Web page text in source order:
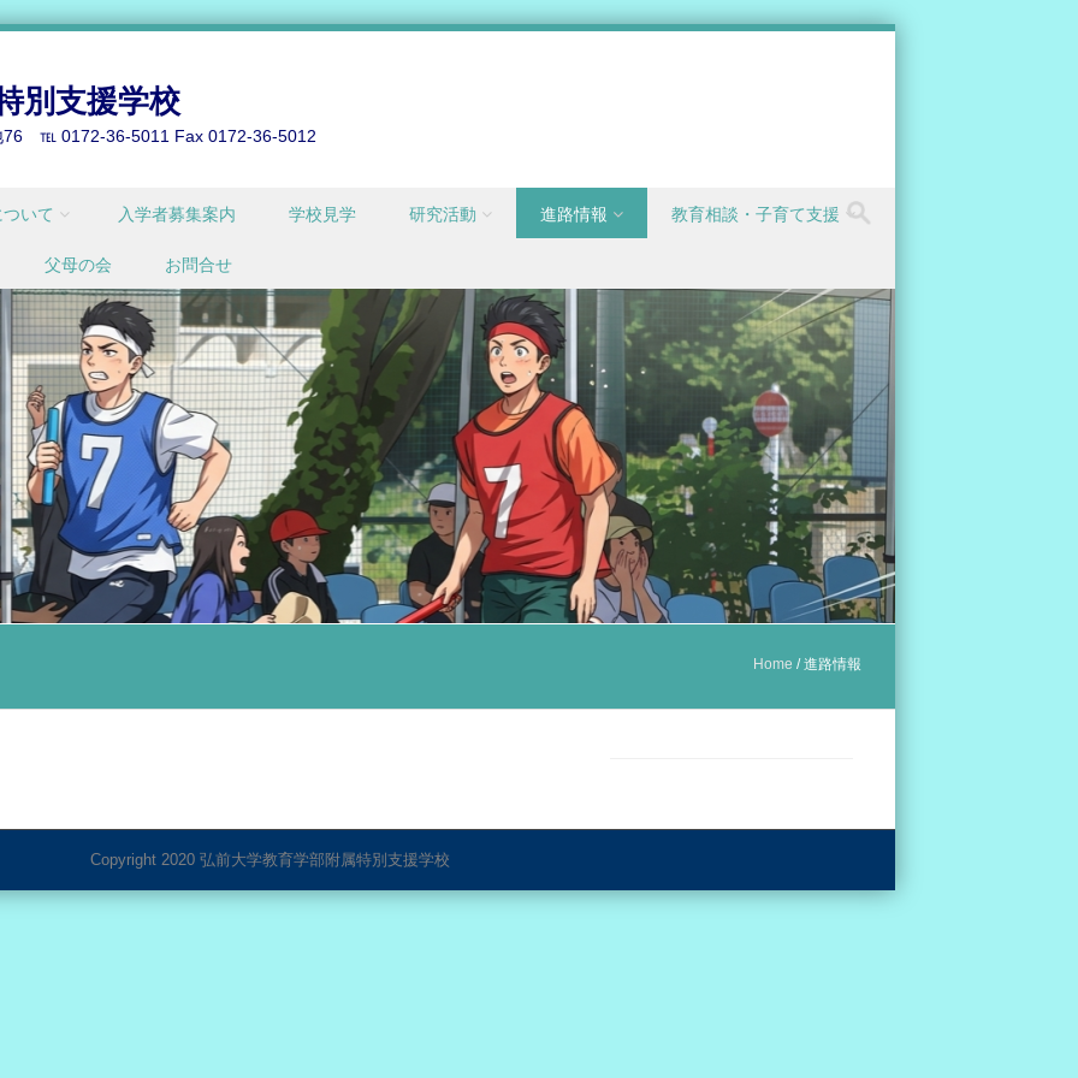
別支援学校
76 ℡ 0172-36-5011 Fax 0172-36-5012
いて 入学者募集案内 学校見学 研究活動 進路情報 教育相談・子育て支援
父母の会 お問合せ
Home /進路情報
Copyright 2020 弘前大学教育学部附属特別支援学校